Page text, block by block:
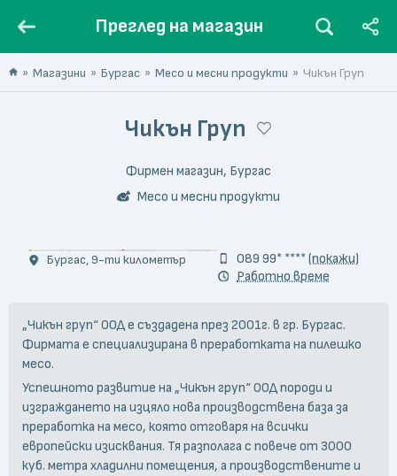
Преглед на магазин
Магазини Бургас Месо и месни продукти Чикън Груп
Чикън Груп
Фирмен магазин, Бургас
Месо и месни продукти
Бургас, 9-ти километър 089 99* ****(покажи)
Работно време
„Чикън груп“ ООД е създадена през 2001г. в гр. Бургас.
Фирмата е специализирана в преработката на пилешко
месо.
Успешното развитие на „Чикън груп“ ООД породи и
изграждането на изцяло нова производствена база за
преработка на месо, която отговаря на всички
европейски изисквания. Тя разполага с повече от 3000
куб. метра хладилни помещения, а производствените и